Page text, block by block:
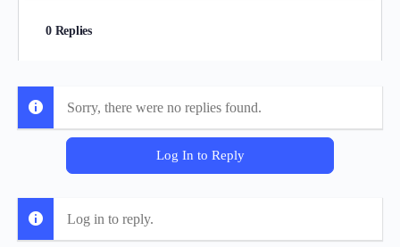
0 Replies
Sorry, there were no replies found.
Log In to Reply
Log in to reply.